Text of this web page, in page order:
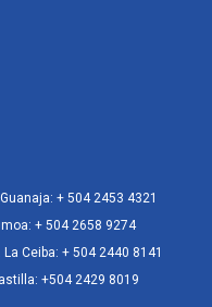
+ 504 2453 4321
+ 504 2658 9274
La Ceiba: + 504 2440 8141
+504 2429 8019